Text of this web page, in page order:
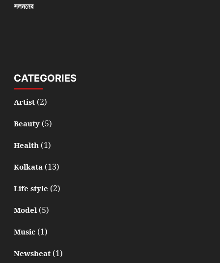
সলমনের
CATEGORIES
Artist(2)
Beauty(5)
Health(1)
Kolkata(13)
Life style (2)
Model(5)
Music(1)
Newsbeat(1)